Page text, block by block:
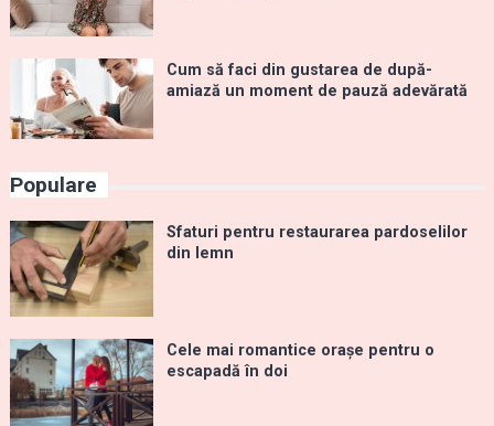
Cum să faci din gustarea de după-
amiază un moment de pauză adevărată
Populare
Sfaturi pentru restaurarea pardoselilor
din lemn
Cele mai romantice orașe pentru o
escapadă în doi